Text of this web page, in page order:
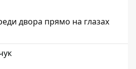
двора прямо на глазах